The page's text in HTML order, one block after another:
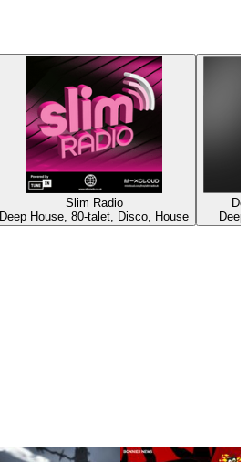
Slim Radio
Deep House, 80-talet, Disco, House